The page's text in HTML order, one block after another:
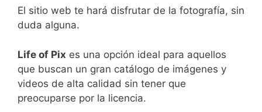
El sitio web te hará disfrutar de la fotografía, sin
duda alguna.
Life of Pix es una opción ideal para aquellos
que buscan un gran catálogo de imágenes y
videos de alta calidad sin tener que
preocuparse por la licencia.